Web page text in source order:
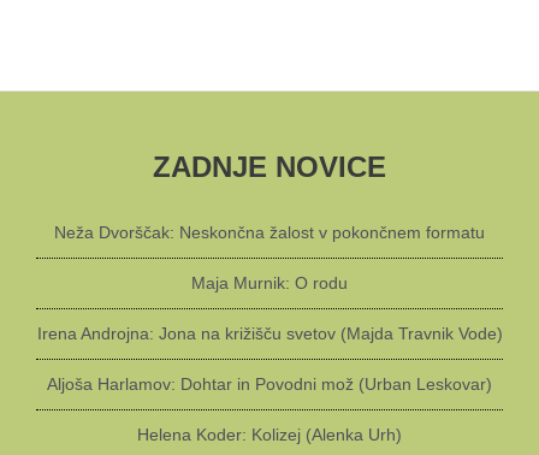
ZADNJE NOVICE
Neža Dvorščak: Neskončna žalost v pokončnem formatu
Maja Murnik: O rodu
Irena Androjna: Jona na križišču svetov (Majda Travnik Vode)
Aljoša Harlamov: Dohtar in Povodni mož (Urban Leskovar)
Helena Koder: Kolizej (Alenka Urh)